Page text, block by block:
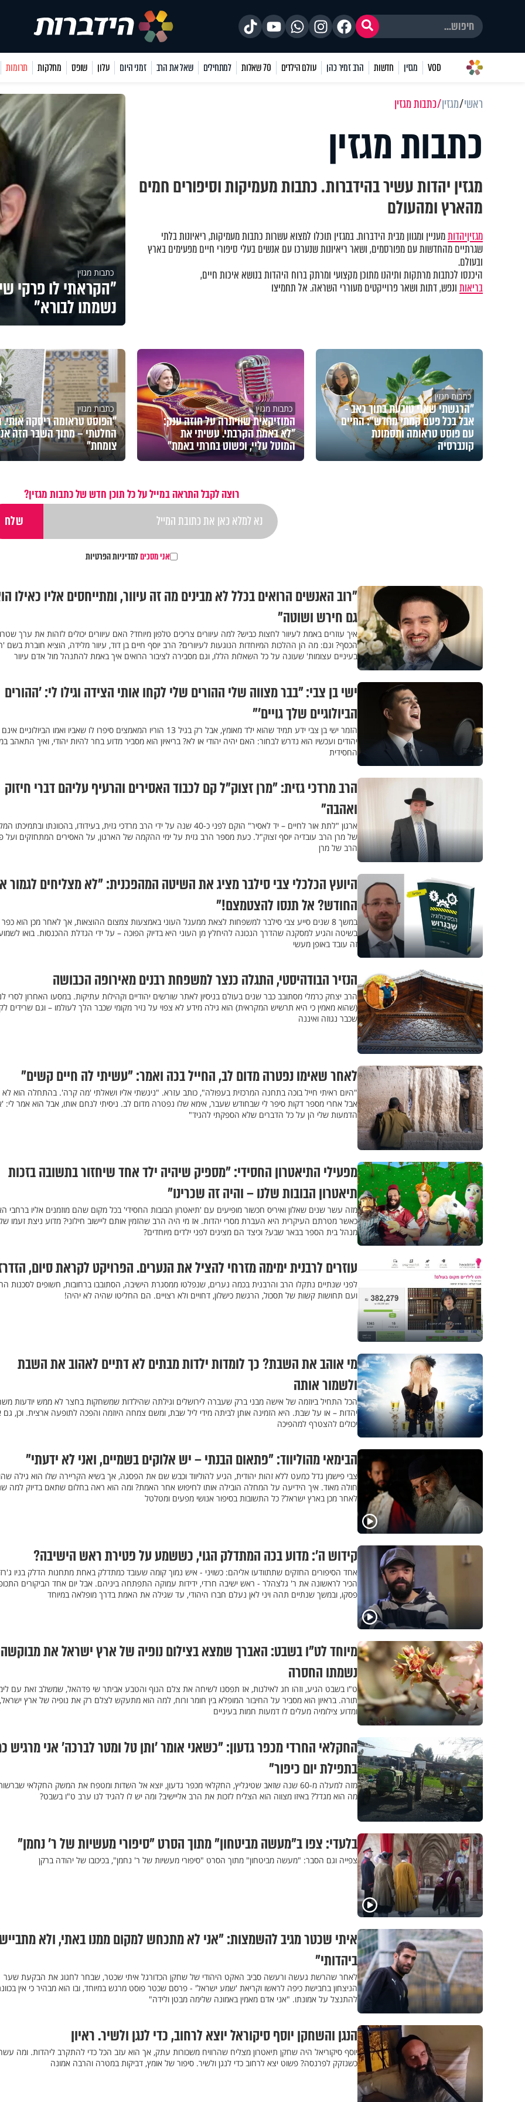
VOD מגזין חדשות הרב זמיר כהן עולם הילדים 70 שאלות למתחילים שאל את הרב זמני היום עלון שופס מחלקות תרומות
ראשי מגזין כתבות מגזין
כתבות מגזין
מגזין יהדות עשיר בהידברות. כתבות מעמיקות וסיפורים חמים
מהארץ ומהעולם
מגזיןיהדותמעניין ומגוון מבית הידברות. במגזין תוכלו למצוא עשרות כתבות מעמיקות, ריאיונות בלתי
שגרתיים מהחדשות עם מפורסמים, ושאר ריאיונות שנערכו עם אנשים בעלי סיפורי חיים מפעימים בארץ
ובעולם.
היכנסו לכתבות מרתקות ותיהנו מתוכן מקצועי ומרתק ברוח היהדות בנושא איכות חיים,
בריאותונפש, דתות ושאר פרוייקטים מעוררי השראה. אל תחמיצו
כתבות מגזין
"הקראתי לו פרקי
נשמתו לבורא"
כתבות מגזין
"הרגשתי שאני טובעת בתוך כאב -
אבל בכל פעם קמתי מחדש": החיים
עם פוסט טראומה ותסמונת
קונברסיה
כתבות מגזין
המוזיקאית שוויתרה על חוזה ענק:
"לא באמת הקרבתי. עשיתי את
המוטל עליי, ופשוט בחרתי באמת"
כתבות מגזין
"הפוסט טראומה ריסקה אותי.
החלטתי – מתוך השבר הזה
צומחת"
רוצה לקבל התראה במייל על כל תוכן חדש של כתבות מגזין?
אני מסכיםלמדיניות הפרטיות
"רוב האנשים הרואים בכלל לא מבינים מה זה עיוור, ומתייחסים אליו כאילו
גם חירש ושוטה"
איך עוזרים באמת לעיוור לחצות כביש? למה עיוורים צריכים טלפון מיוחד? האם עיוורים יכולים לזהות את ערך
הכסף? וגם: מה הן ההלכות המיוחדות הנוגעות לעיוורים? הרב יוסף חיים בן דוד, עיוור מלידה, הוציא חוברת בשם
בעיניים עצומות' שעונה על כל השאלות הללו, וגם מסבירה לציבור הרואים איך באמת להתנהל מול אדם עיוור
ישי בן צבי: "בבר מצווה שלי ההורים שלי לקחו אותי הצידה וגילו לי: ’ההורים
הביולוגיים שלך גויים’"
הזמר ישי בן צבי ידע תמיד שהוא ילד מאומץ, אבל רק בגיל 13 הוריו המאמצים סיפרו לו שאביו ואמו הביולוגיים אינם
יהודים ועכשיו הוא נדרש לבחור: האם יהיה יהודי או לא? בריאיון הוא מסביר מדוע בחר להיות יהודי, ואיך התאהב
החסידית
הרב מרדכי גזית: "מרן זצוק"ל קם לכבוד האסירים והרעיף עליהם דברי חיזוק
ואהבה"
ארגון "לתת אור לחיים – יד לאסיר" הוקם לפני כ-40 שנה על ידי הרב מרדכי גזית, בעידודו, בהכוונתו
של מרן הרב עובדיה יוסף זצוק"ל. כעת מספר הרב גזית על ימי ההקמה של הארגון, על האסירים המתחזקים ועל
הרב של מרן
היועץ הכלכלי צבי סילבר מציג את השיטה המהפכנית: "לא מצליחים לגמור
החודש? אל תנסו להצטמצם!"
במשך 8 שנים סייע צבי סילבר למשפחות לצאת ממעגל העוני באמצעות צמצום ההוצאות, אך לאחר מכן הוא כפר
בשיטה והגיע למסקנה שהדרך הנכונה להיחלץ מן העוני היא בדיוק הפוכה – על ידי הגדלת ההכנסות. בואו
זה עובד באופן מעשי
הנזיר הבודהיסטי, התגלה כנצר למשפחת רבנים מאירופה הכבושה
הרב יצחק כרמלי מסתובב כבר שנים בעולם בניסיון לאתר שורשים יהודיים וקהילות עתיקות. במסעו האחרון לסרי
(שהוא מאמין כי היא תרשיש המקראית) הוא גילה מידע לא צפוי על נזיר מקומי שכבר הלך לעולמו – וגם שרידים
שכבר נגוזה ואיננה
לאחר שאימו נפטרה מדום לב, החייל בכה ואמר: "עשיתי לה חיים קשים"
"היום ראיתי חייל בוכה בתחנה המרכזית בעפולה", כותב עזרא. "ניגשתי אליו ושאלתי 'מה קרה'. בהתחלה הוא
אבל אחרי מספר דקות סיפר לי שבחודש שעבר, אימא שלו נפטרה מדום לב. ניסיתי לנחם אותו, אבל הוא אמר לי:
הדמעות שלי הן על כל הדברים שלא הספקתי להגיד"
מפעילי התיאטרון החסידי: "מספיק שיהיה ילד אחד שיחזור בתשובה בזכות
תיאטרון הבובות שלנו – והיה זה שכרינו"
מזה עשר שנים שאלון ואיריס חכשור מופיעים עם 'תיאטרון הבובות החסידי' בכל מקום שהם מוזמנים אליו ברחבי
כאשר מטרתם העיקרית היא העברת מסרי יהדות. אז מי היה הרב שהזמין אותם ליישוב חילוני? מדוע ניצת זעמו
מנהל בית הספר בבאר שבע? וכיצד הם מציגים לפני ילדים מיוחדים?
עוזרים לרבנית ימימה מזרחי להציל את הנערים. הפרויקט לקראת סיום,
לפני שנתיים נתקלו הרב והרבנית בכמה נערים, שנפלטו ממסגרת הישיבה, הסתובבו ברחובות, חשופים לסכנות
ועם תחושות קשות של תסכול, הרגשת כישלון, דחויים ולא רצויים. הם החליטו שהיה לא יהיה!
מי אוהב את השבת? כך לומדות ילדות מבתים לא דתיים לאהוב את השבת
ולשמור אותה
הכל התחיל ביוזמה של אישה מבני ברק שעברה לירושלים וגילתה שהילדות שמשחקות בחצר לא ממש יודעות
יהדות – או על שבת. היא הזמינה אותן לביתה מידי ליל שבת, ומשם צמחה היוזמה והפכה לתופעה ארצית. וכן,
יכולים להצטרף למהפיכה
הבימאי מהוליווד: "פתאום הבנתי – יש אלוקים בשמיים, ואני לא ידעתי"
צבי פישמן גדל כמעט ללא זהות יהודית, הגיע להוליווד וכבש שם את הפסגה, אך בשיא הקריירה שלו הוא גילה
חולה מאוד. איך הידיעה על המחלה הובילה אותו לחיפוש אחר האמת? ומה הוא ראה בחלום שתאם בדיוק למה
לאחר מכן בארץ ישראל? כל התשובות בסיפור אנושי מפעים ומטלטל
קידוש ה’: מדוע בכה המתדלק הגוי, כששמע על פטירת ראש הישיבה?
אחד הסיפורים החזקים שתתוודעו אליהם: כשויני - איש נמוך קומה שעובד כמתדלק באחת מתחנות הדלק בניו
הכיר לראשונה את ר' גלצהלר - ראש ישיבה חרדי, ידידות עמוקה התפתחה ביניהם. אבל יום אחד הביקורים
פסקו, ובמשך שנתיים תהה ויני לאן נעלם חברו היהודי, עד שגילה את האמת בדרך מופלאה במיוחד
מיוחד לט"ו בשבט: האברך שמצא בצילום נופיה של ארץ ישראל את
נשמתו החסרה
ט"ו בשבט הגיע, וזהו חג לאילנות, אז תפסנו לשיחה את צלם הנוף והטבע אביתר שי פדהאל, שמשלב זאת עם
תורה. בראיון הוא מסביר על החיבור המופלא בין חומר ורוח, למה הוא מתעקש לצלם רק את נופיה של ארץ ישראל,
ומדוע צילומיה מעלים לו דמעות חמות בעיניים
החקלאי החרדי מכפר גדעון: "כשאני אומר ’ותן טל ומטר לברכה’ אני מרגיש
בתפילת יום כיפור"
מזה למעלה מ-60 שנה שזאב שטיגליץ, החקלאי מכפר גדעון, יוצא אל השדות ומטפח את המשק החקלאי
מה הוא מגדל? באיזו מצווה הוא הצליח לזכות את הרב אליישיב? ומה יש לו להגיד לנו ערב ט"ו בשבט?
בלעדי: צפו ב"מעשה מביטחון" מתוך הסרט "סיפורי מעשיות של ר’ נחמן"
צפייה וגם הסבר: "מעשה מביטחון" מתוך הסרט "סיפורי מעשיות של ר' נחמן", בכיכובו של יהודה ברקן
איתי שכטר מגיב להשמצות: "אני לא מתכחש למקום ממנו באתי, ולא
ביהדותי"
לאחר שהרשת געשה ורעשה סביב האקט היהודי של שחקן הכדורגל איתי שכטר, שבחר לחגוג את הבקעת שער
הניצחון בחבישת כיפה לראשו וקריאת 'שמע ישראל' - פרסם שכטר פוסט מרגש במיוחד, ובו הוא מבהיר כי אין
להתנצל על אמונתו. "אני אדם מאמין באמונה שלימה מבטן ולידה"
הנגן והשחקן יוסף סיקוראל יוצא לרחוב, כדי לנגן ולשיר. ראיון
יוסף סיקוריאל היה שחקן תיאטרון מצליח שהרוויח משכורות עתק, אך הוא עזב הכל כדי להתקרב ליהדות. ומה
כשנזקק לפרנסה? פשוט יצא לרחוב כדי לנגן ולשיר. סיפור של אומץ, דביקות במטרה והרבה אמונה